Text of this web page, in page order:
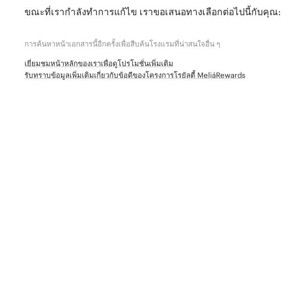
ขณะที่เรากำลังทำการแก้ไข เราขอเสนอทางเลือกต่อไปนี้กับคุณ:
การค้นหาหน้าเอกสารนี้อีกครั้งเพื่อสืบค้นโรงแรมที่น่าสนใจอื่น ๆ
เยี่ยมชมหน้าหลักของเราเพื่อดูโปรโมชั่นเพิ่มเติม
รับทราบข้อมูลเพิ่มเติมเกี่ยวกับข้อดีของโครงการโรยัลตี้ MeliáRewards